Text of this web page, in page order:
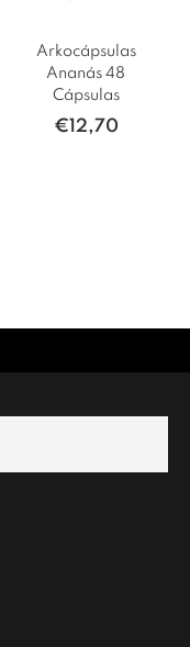
Arkocápsulas
Ananás 48
Cápsulas
€12,70